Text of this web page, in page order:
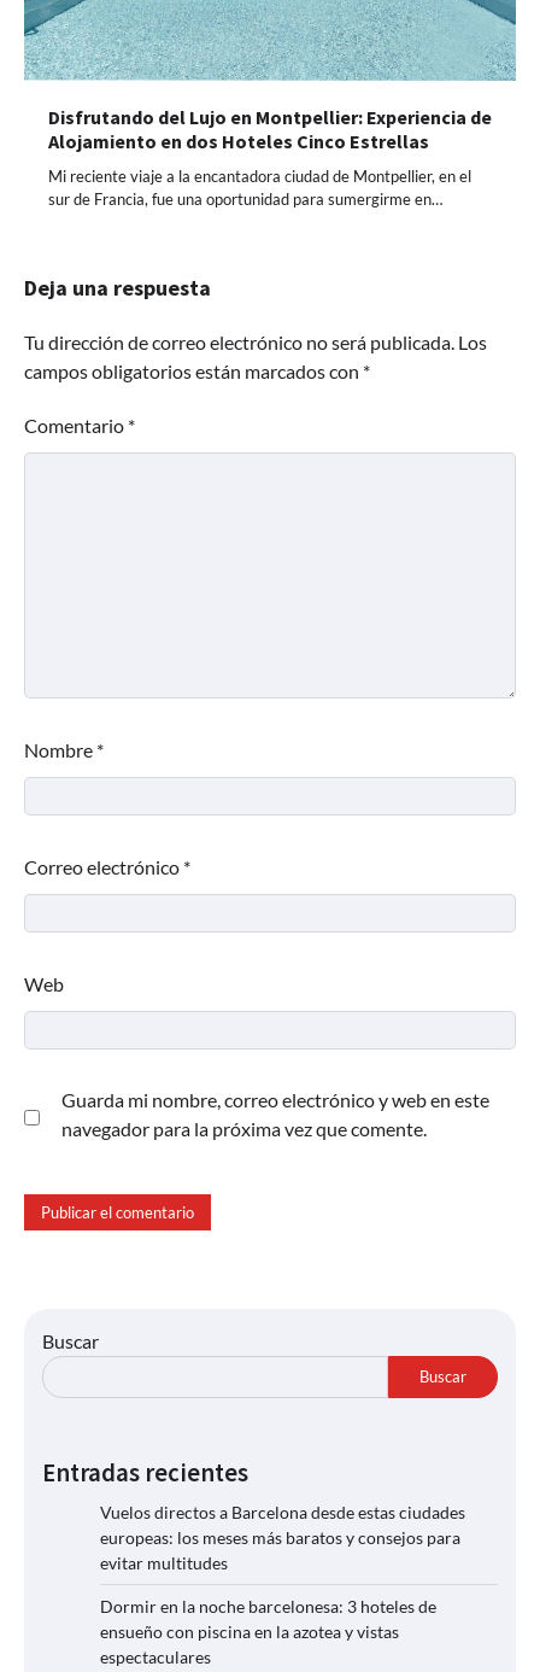
Disfrutando del Lujo en Montpellier: Experiencia de
Alojamiento en dos Hoteles Cinco Estrellas
Mi reciente viaje a la encantadora ciudad de Montpellier, en el
sur de Francia, fue una oportunidad para sumergirme en…
Deja una respuesta
Tu dirección de correo electrónico no será publicada. Los
campos obligatorios están marcados con *
Comentario *
Nombre *
Correo electrónico *
Web
Guarda mi nombre, correo electrónico y web en este
navegador para la próxima vez que comente.
Buscar
Buscar
Entradas recientes
Vuelos directos a Barcelona desde estas ciudades
europeas: los meses más baratos y consejos para
evitar multitudes
Dormir en la noche barcelonesa: 3 hoteles de
ensueño con piscina en la azotea y vistas
espectaculares